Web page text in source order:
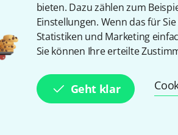
bieten. Dazu zählen zum
Einstellungen. Wenn das für
Statistiken und Marketing
Sie können Ihre erteilte
Geht klar Alle